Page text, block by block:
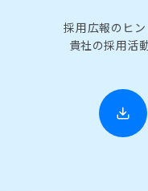
採用広報のヒン
貴社の採用活